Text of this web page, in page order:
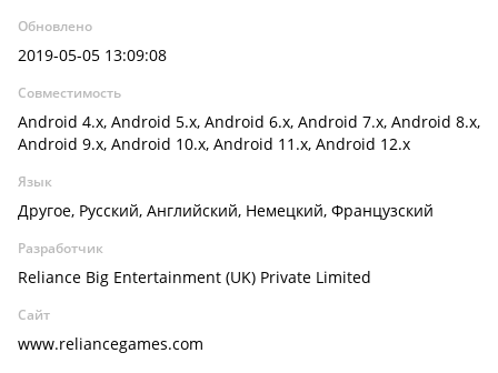
Обновлено
2019-05-05 13:09:08
Совместимость
Android 4.x, Android 5.x, Android 6.x, Android 7.x, Android 8.x,
Android 9.x, Android 10.x, Android 11.x, Android 12.x
Язык
Другое, Русский, Английский, Немецкий, Французский
Разработчик
Reliance Big Entertainment (UK) Private Limited
Сайт
www.reliancegames.com